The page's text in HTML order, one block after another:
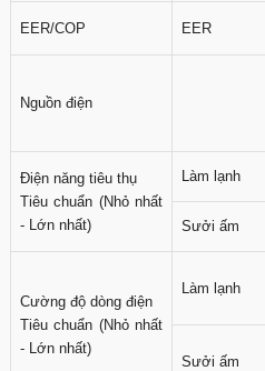
EER/COP EER
Nguồn điện
Điện năng tiêu thụ
Tiêu chuẩn (Nhỏ nhất
- Lớn nhất)
Làm lạnh
Sưởi ấm
Cường độ dòng điện
Tiêu chuẩn (Nhỏ nhất
- Lớn nhất)
Làm lạnh
Sưởi ấm